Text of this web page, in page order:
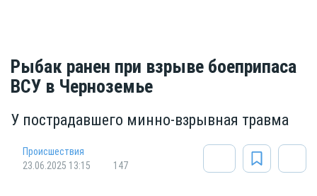
Рыбак ранен при взрыве боеприпаса
ВСУ в Черноземье
У пострадавшего минно-взрывная травма
Происшествия
23.06.2025 13:15
147